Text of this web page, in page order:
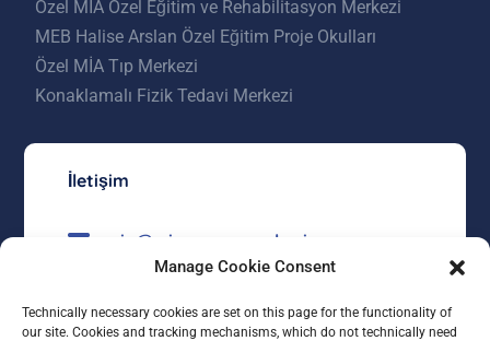
Manage Cookie Consent
Technically necessary cookies are set on this page for the functionality of
our site. Cookies and tracking mechanisms, which do not technically need
Özel MİA Özel Eğitim ve Rehabilitasyon Merkezi
MEB Halise Arslan Özel Eğitim Proje Okulları
Özel MİA Tıp Merkezi
Konaklamalı Fizik Tedavi Merkezi
İletişim
mia@miayasammerkezi.com
Kızılcaşar Mahallesi 4528 Sokak No:5